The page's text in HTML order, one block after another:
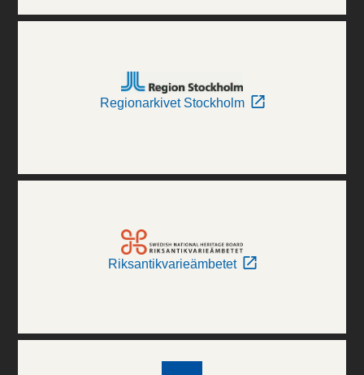
Regionarkivet Stockholm
Riksantikvarieämbetet